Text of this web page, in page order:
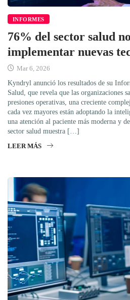
INFORMES
76% del sector salud
implementar nuevas
Mar 6, 2026
Kyndryl anunció los resultados de su
Salud, que revela que las organizaciones
presiones operativas, una creciente
cada vez mayores están adoptando la
una atención al paciente más moderna y
sector salud muestra […]
LEER MÁS